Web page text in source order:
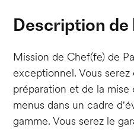
Description de
Mission de Chef(fe) de
exceptionnel. Vous serez
préparation et de la
menus dans un cadre
gamme. Vous serez le